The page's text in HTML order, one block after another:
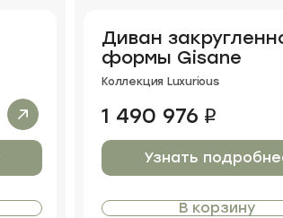
Диван
формы Gisane
Коллекция Luxurious
1 490 976 i
Узнать
В корзину